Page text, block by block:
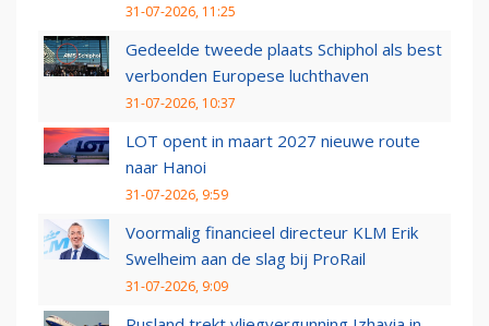
31-07-2026, 11:25
Gedeelde tweede plaats Schiphol als best
verbonden Europese luchthaven
31-07-2026, 10:37
LOT opent in maart 2027 nieuwe route
naar Hanoi
31-07-2026, 9:59
Voormalig financieel directeur KLM Erik
Swelheim aan de slag bij ProRail
31-07-2026, 9:09